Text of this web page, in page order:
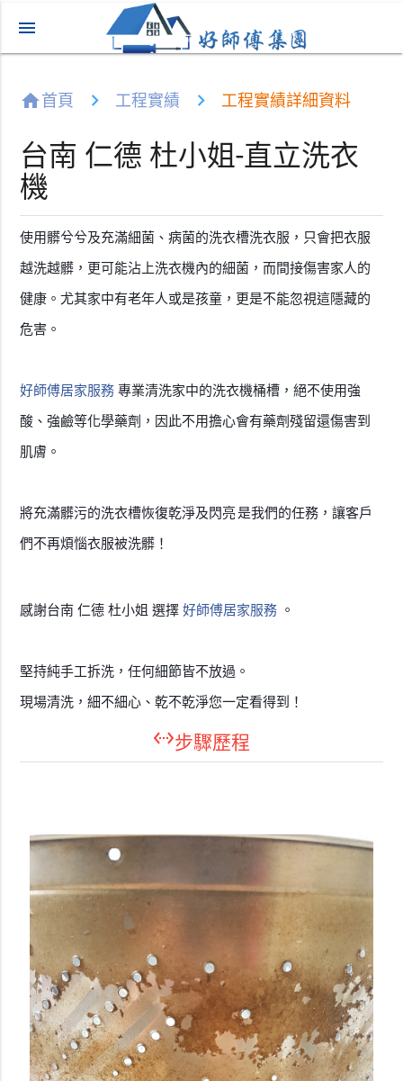
menu
home首頁 工程實績 工程實績詳細資料
台南 仁德 杜小姐-直立洗衣
機
使用髒兮兮及充滿細菌、病菌的洗衣槽洗衣服，只會把衣服
越洗越髒，更可能沾上洗衣機內的細菌，而間接傷害家人的
健康。尤其家中有老年人或是孩童，更是不能忽視這隱藏的
危害。
好師傅居家服務 專業清洗家中的洗衣機桶槽，絕不使用強
酸、強鹼等化學藥劑，因此不用擔心會有藥劑殘留還傷害到
肌膚。
將充滿髒污的洗衣槽恢復乾淨及閃亮是我們的任務，讓客戶
們不再煩惱衣服被洗髒！
感謝台南 仁德 杜小姐 選擇好師傅居家服務 。
堅持純手工拆洗，任何細節皆不放過。
現場清洗，細不細心、乾不乾淨您一定看得到！
settings_ethernet步驟歷程